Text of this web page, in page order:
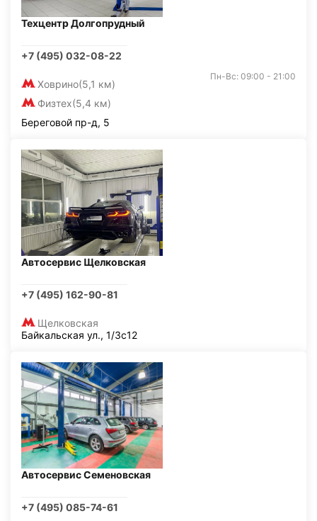
Техцентр Долгопрудный
+7 (495) 032-08-22
Ховрино(5,1 км)
Физтех(5,4 км)
Пн-Вс: 09:00 - 21:00
Береговой пр-д, 5
Автосервис Щелковская
+7 (495) 162-90-81
Щелковская
Байкальская ул., 1/3с12
Автосервис Семеновская
+7 (495) 085-74-61